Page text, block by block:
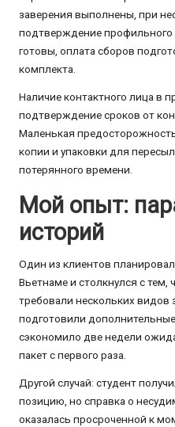
заверения выполнены, при
подтверждение профильного
готовы, оплата сборов
комплекта.
Наличие контактного лица в
подтверждение сроков от
Маленькая
копии и упаковки для
потерянного времени.
Мой опыт:
историй
Один из клиентов
Вьетнаме и столкнулся с тем,
требовали нескольких видов
подготовили
сэкономило две недели
пакет с первого раза.
Другой случай: студент
позицию, но справка о
оказалась просроченной к